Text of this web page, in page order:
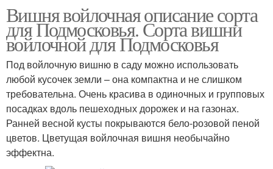
Вишня войлочная описание сорта
для Подмосковья. Сорта вишни
войлочной для Подмосковья
Под войлочную вишню в саду можно использовать
любой кусочек земли – она компактна и не слишком
требовательна. Очень красива в одиночных и групповых
посадках вдоль пешеходных дорожек и на газонах.
Ранней весной кусты покрываются бело-розовой пеной
цветов. Цветущая войлочная вишня необычайно
эффектна.